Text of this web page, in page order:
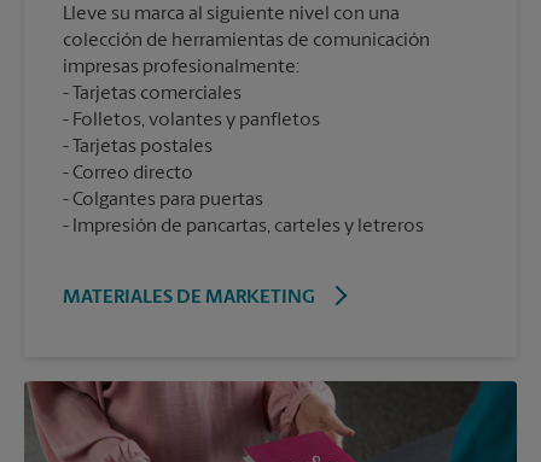
Lleve su marca al siguiente nivel con una
colección de herramientas de comunicación
impresas profesionalmente:
Tarjetas comerciales
Folletos, volantes y panfletos
Tarjetas postales
Correo directo
Colgantes para puertas
Impresión de pancartas, carteles y letreros
MATERIALES DE MARKETING